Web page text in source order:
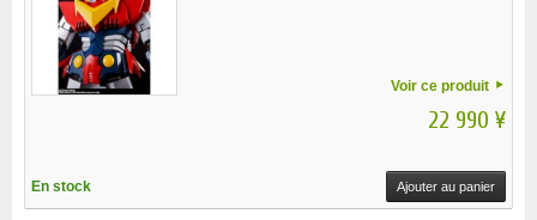
Voir ce produit
22 990 ¥
En stock Ajouter au panier